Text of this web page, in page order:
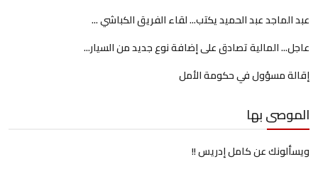
عبد الماجد عبد الحميد يكتب... لقاء الفريق الكباشي ...
عاجل... المالية تصادق على إضافة نوع جديد من السيار...
إقالة مسؤول في حكومة الأمل
الموصى بها
ويسألونك عن كامل إدريس !!